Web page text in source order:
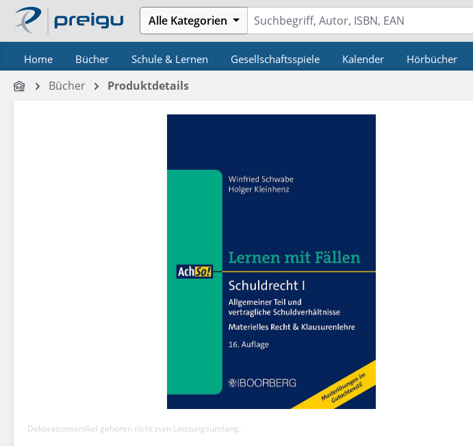
Hauptinhalt springen
Zur Suche springen
Zur Hauptnavigation springenAlle Kategorien
Home Bücher Schule & Lernen Gesellschaftsspiele Kalender Hörbücher
Bücher Produktdetails
Dekorationsartikel gehören nicht zum Leistungsumfang.